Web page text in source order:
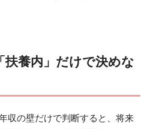
扶養内」だけで決めな
収の壁だけで判断すると、将来